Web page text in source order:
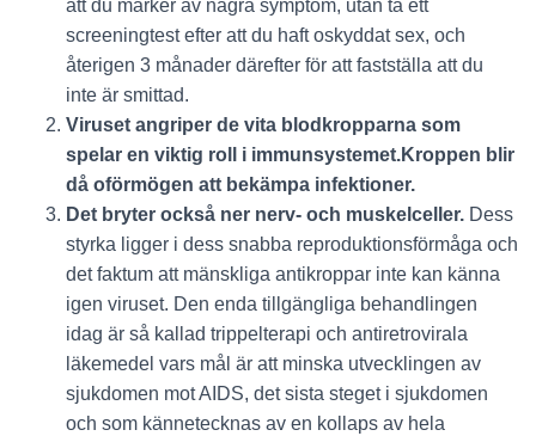
att du märker av några symptom, utan ta ett
screeningtest efter att du haft oskyddat sex, och
återigen 3 månader därefter för att fastställa att du
inte är smittad.
Viruset angriper de vita blodkropparna som
spelar en viktig roll i immunsystemet.Kroppen blir
då oförmögen att bekämpa infektioner.
Det bryter också ner nerv- och muskelceller. Dess
styrka ligger i dess snabba reproduktionsförmåga och
det faktum att mänskliga antikroppar inte kan känna
igen viruset. Den enda tillgängliga behandlingen
idag är så kallad trippelterapi och antiretrovirala
läkemedel vars mål är att minska utvecklingen av
sjukdomen mot AIDS, det sista steget i sjukdomen
och som kännetecknas av en kollaps av hela